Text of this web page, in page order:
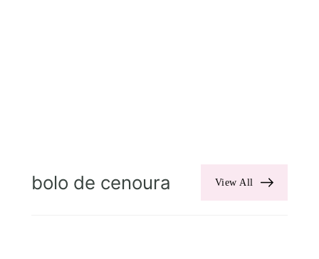
bolo de cenoura View All